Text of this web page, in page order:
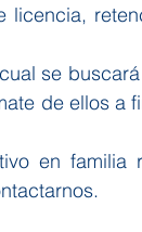
se
de ellos a
en familia